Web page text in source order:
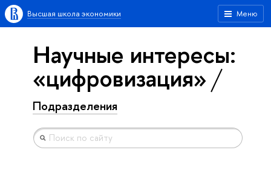
Меню
Высшая школа экономики
Научные интересы:
«цифровизация»
Подразделения